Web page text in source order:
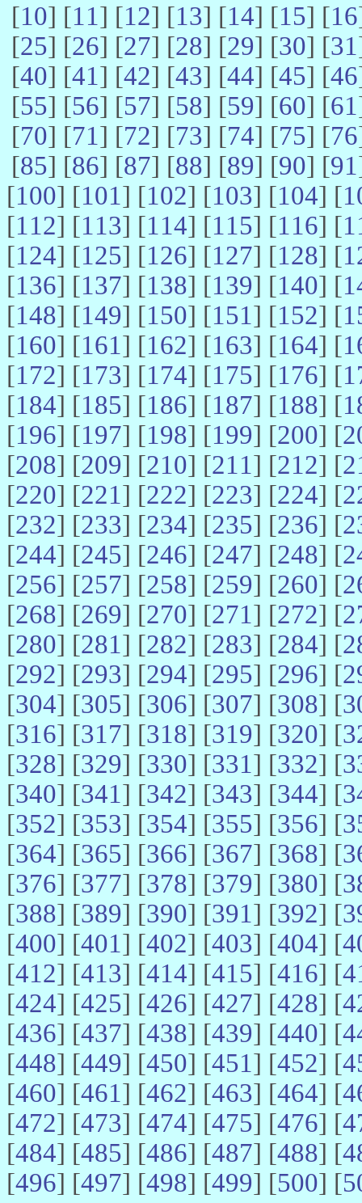
[10] [11] [12] [13] [14] [15] [16
[25] [26] [27] [28] [29] [30] [31
[40] [41] [42] [43] [44] [45] [46
[55] [56] [57] [58] [59] [60] [61
[70] [71] [72] [73] [74] [75] [76
[85] [86] [87] [88] [89] [90] [91
[100] [101] [102] [103] [104] [
[112] [113] [114] [115] [116] [
[124] [125] [126] [127] [128] [
[136] [137] [138] [139] [140] [
[148] [149] [150] [151] [152] [
[160] [161] [162] [163] [164] [
[172] [173] [174] [175] [176] [
[184] [185] [186] [187] [188] [
[196] [197] [198] [199] [200] [
[208] [209] [210] [211] [212] [
[220] [221] [222] [223] [224] [
[232] [233] [234] [235] [236] [
[244] [245] [246] [247] [248] [
[256] [257] [258] [259] [260] [
[268] [269] [270] [271] [272] [
[280] [281] [282] [283] [284] [
[292] [293] [294] [295] [296] [
[304] [305] [306] [307] [308] [
[316] [317] [318] [319] [320] [
[328] [329] [330] [331] [332] [
[340] [341] [342] [343] [344] [
[352] [353] [354] [355] [356] [
[364] [365] [366] [367] [368] [
[376] [377] [378] [379] [380] [
[388] [389] [390] [391] [392] [
[400] [401] [402] [403] [404] [
[412] [413] [414] [415] [416] [
[424] [425] [426] [427] [428] [
[436] [437] [438] [439] [440] [
[448] [449] [450] [451] [452] [
[460] [461] [462] [463] [464] [
[472] [473] [474] [475] [476] [
[484] [485] [486] [487] [488] [
[496] [497] [498] [499] [500] [